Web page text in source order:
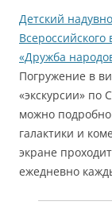
Детский
«Дружба
Погружение в
«экскурсии» по
можно
галактики и
экране
ежедневно